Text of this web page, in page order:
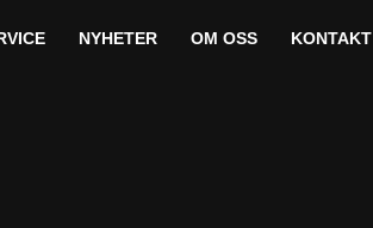
NYHETER OM OSS KONTAKT